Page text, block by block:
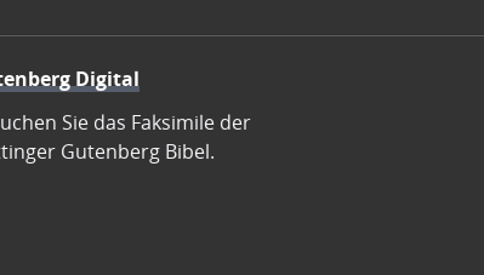
Digital
Sie das Faksimile der
Gutenberg Bibel.